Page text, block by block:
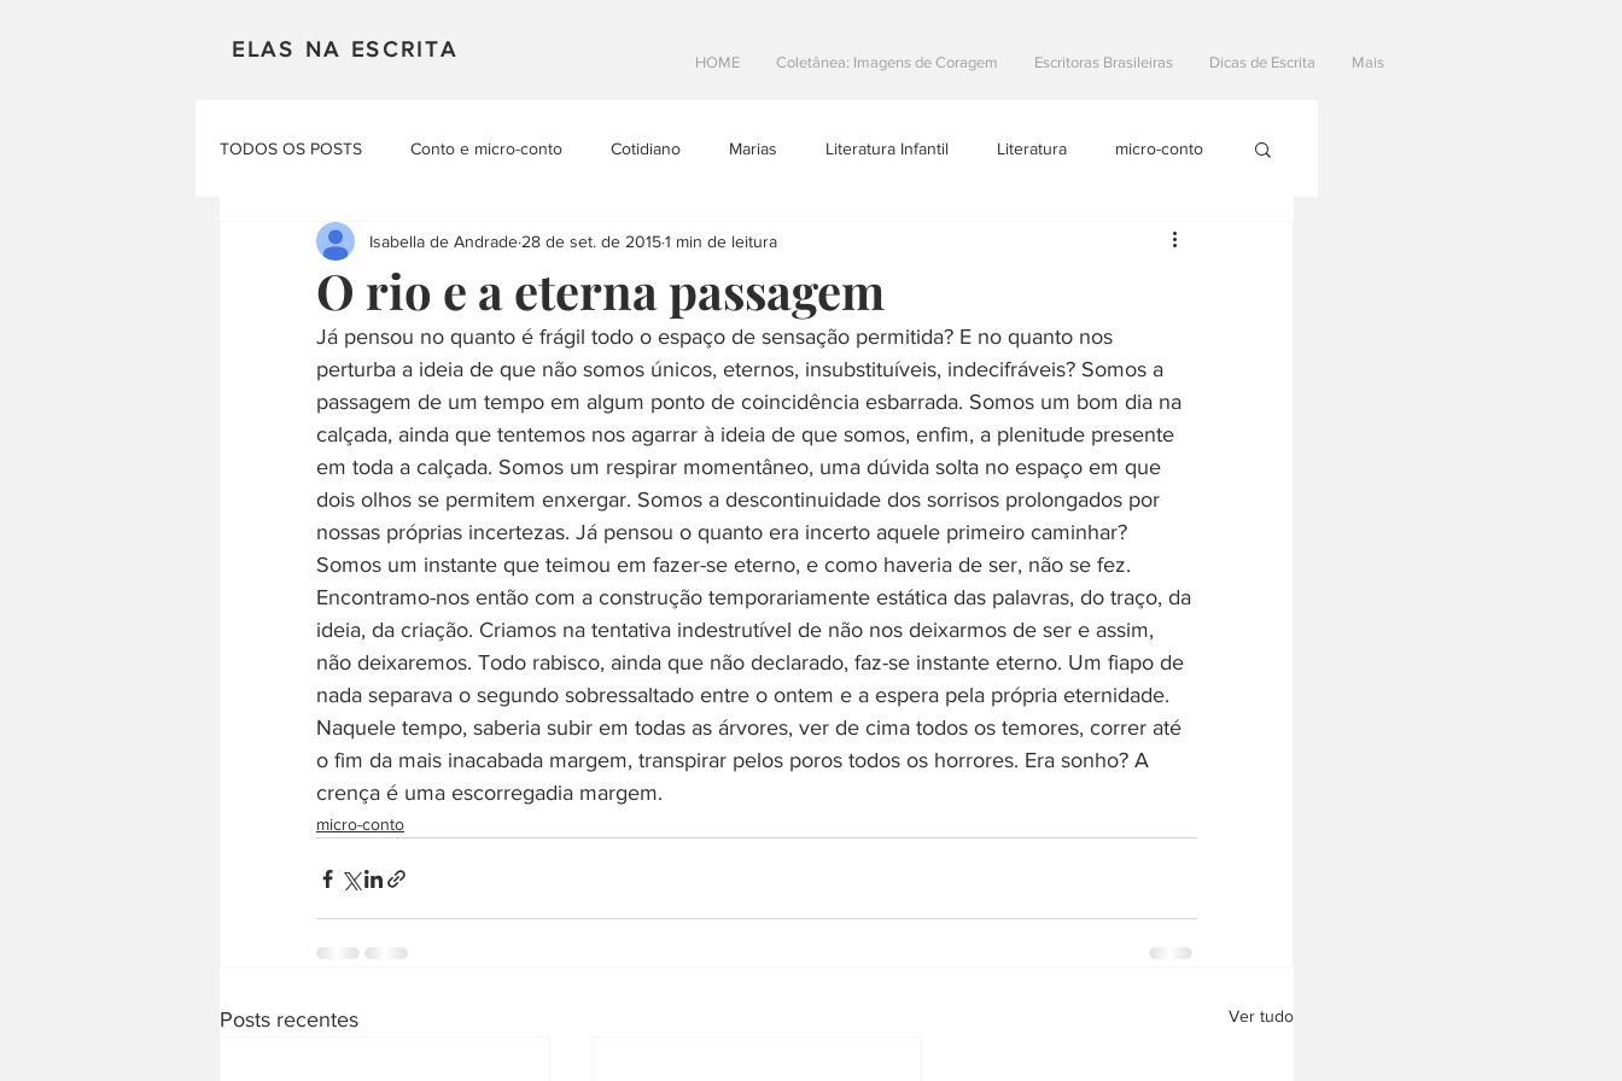
ELAS NA ESCRITA
HOME Coletânea: Imagens de Coragem Escritoras Brasileiras Dicas de Escrita Mais
TODOS OS POSTS Conto e micro-conto Cotidiano Marias Literatura Infantil Literatura micro-conto
Mulheres em Cena Poesia Projetos Literarios Escritoras Brasileiras
Materias Literarias Produçao Autoral Resenhas teatro Na Estrada
O rio e a eterna passagem
Isabella de Andrade 28 de set. de 20151 min de leitura
Já pensou no quanto é frágil todo o espaço de sensação permitida? E no quanto nos
perturba a ideia de que não somos únicos, eternos, insubstituíveis, indecifráveis? Somos a
passagem de um tempo em algum ponto de coincidência esbarrada. Somos um bom dia na
calçada, ainda que tentemos nos agarrar à ideia de que somos, enfim, a plenitude presente
em toda a calçada. Somos um respirar momentâneo, uma dúvida solta no espaço em que
dois olhos se permitem enxergar. Somos a descontinuidade dos sorrisos prolongados por
nossas próprias incertezas. Já pensou o quanto era incerto aquele primeiro caminhar?
Somos um instante que teimou em fazer-se eterno, e como haveria de ser, não se fez.
Encontramo-nos então com a construção temporariamente estática das palavras, do traço, da
ideia, da criação. Criamos na tentativa indestrutível de não nos deixarmos de ser e assim,
não deixaremos. Todo rabisco, ainda que não declarado, faz-se instante eterno. Um fiapo de
nada separava o segundo sobressaltado entre o ontem e a espera pela própria eternidade.
Naquele tempo, saberia subir em todas as árvores, ver de cima todos os temores, correr até
o fim da mais inacabada margem, transpirar pelos poros todos os horrores. Era sonho? A
crença é uma escorregadia margem.
micro-conto
Posts recentes Ver tudo